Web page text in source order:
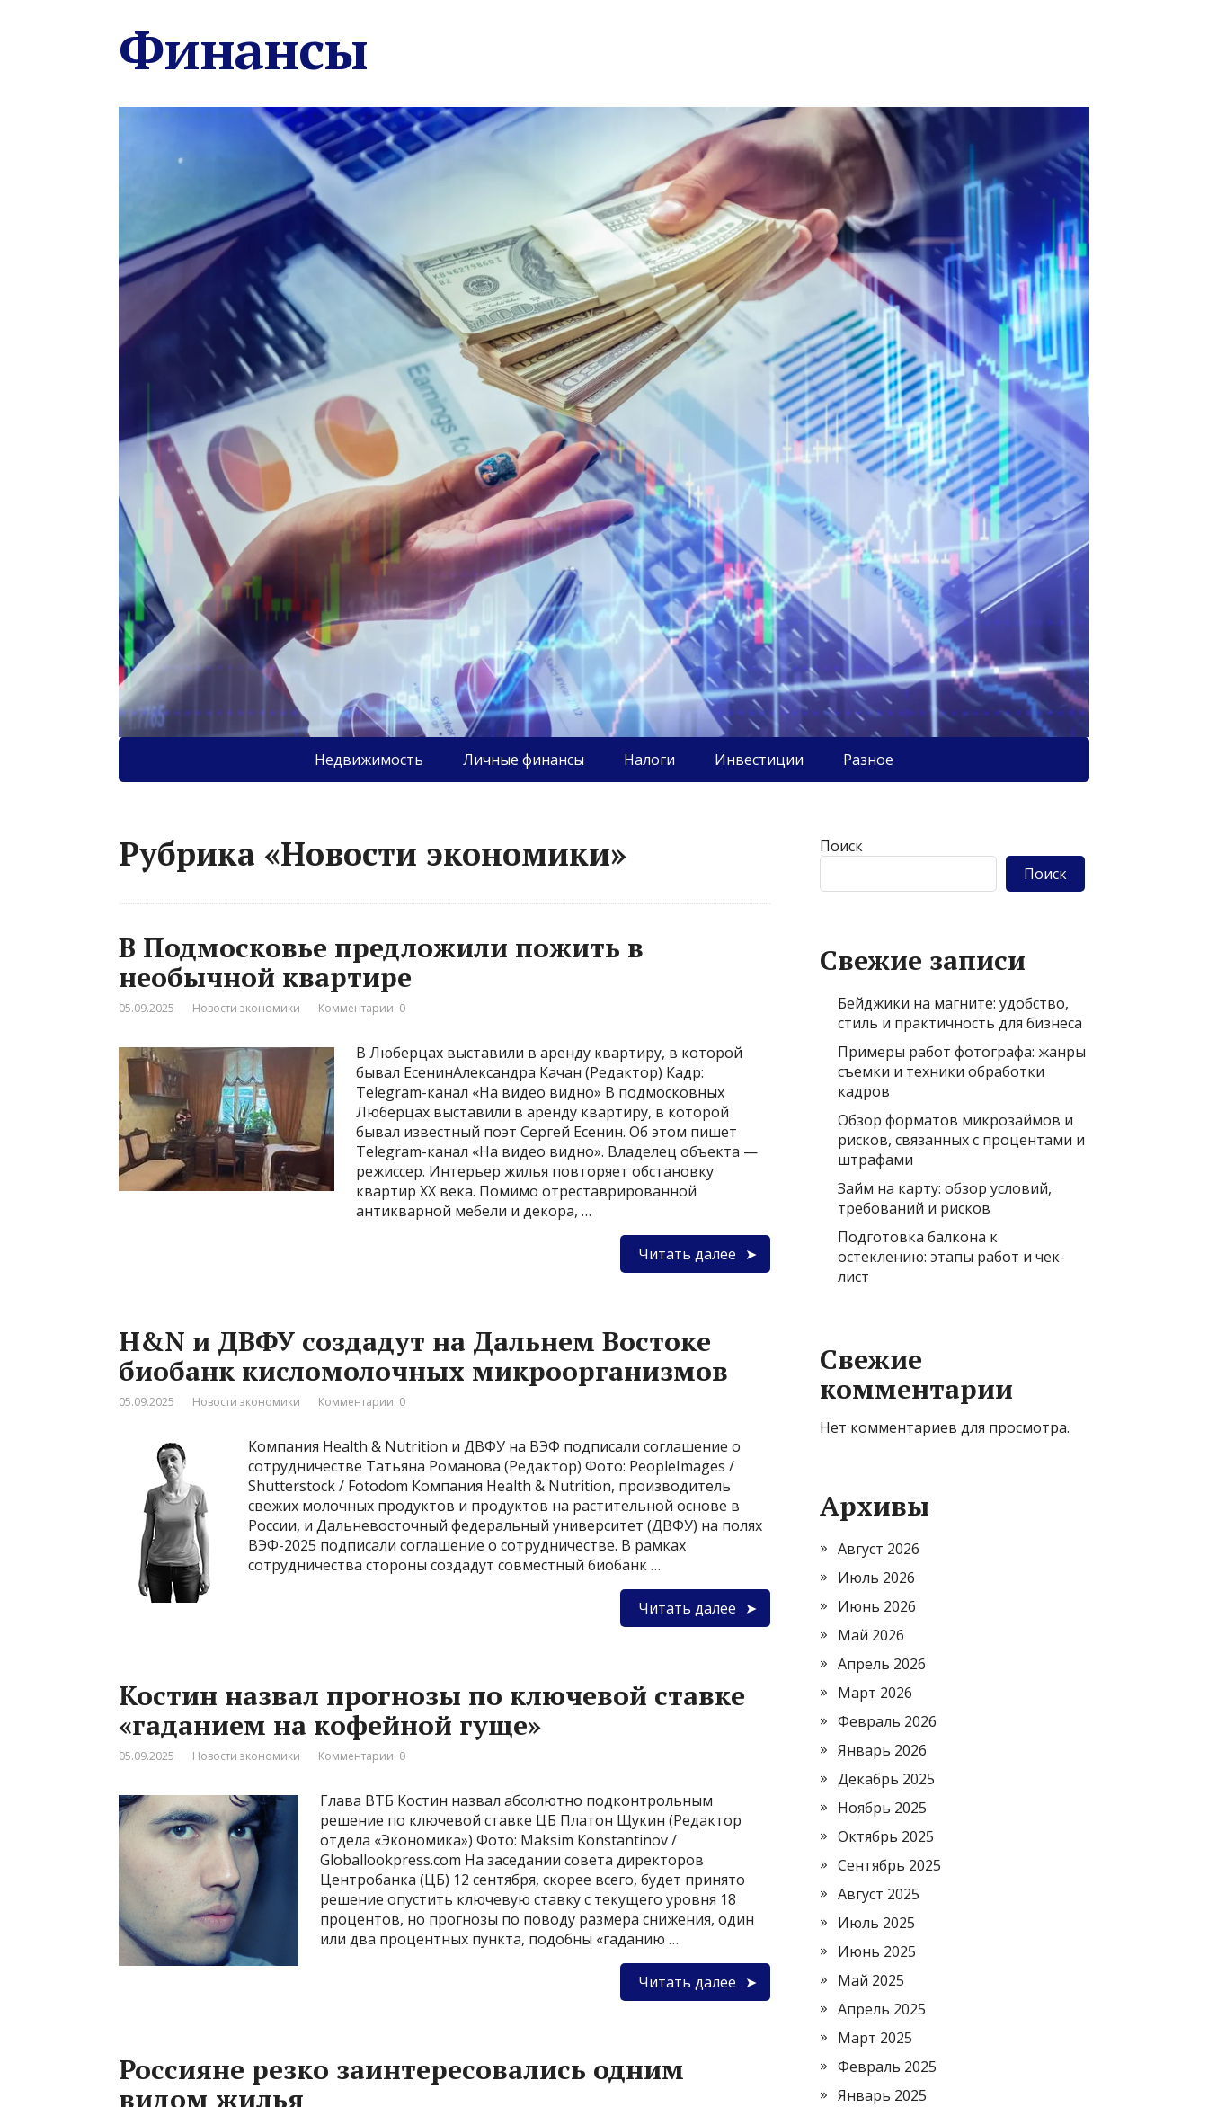
Финансы
Недвижимость Личные финансы Налоги Инвестиции Разное
Рубрика «Новости экономики»
В Подмосковье предложили пожить в
необычной квартире
05.09.2025 Новости экономики Комментарии: 0
В Люберцах выставили в аренду квартиру, в которой
бывал ЕсенинАлександра Качан (Редактор) Кадр:
Telegram-канал «На видео видно» В подмосковных
Люберцах выставили в аренду квартиру, в которой
бывал известный поэт Сергей Есенин. Об этом пишет
Telegram-канал «На видео видно». Владелец объекта —
режиссер. Интерьер жилья повторяет обстановку
квартир XX века. Помимо отреставрированной
антикварной мебели и декора, …
Читать далее
H&N и ДВФУ создадут на Дальнем Востоке
биобанк кисломолочных микроорганизмов
05.09.2025 Новости экономики Комментарии: 0
Компания Health & Nutrition и ДВФУ на ВЭФ подписали соглашение о
сотрудничестве Татьяна Романова (Редактор) Фото: PeopleImages /
Shutterstock / Fotodom Компания Health & Nutrition, производитель
свежих молочных продуктов и продуктов на растительной основе в
России, и Дальневосточный федеральный университет (ДВФУ) на полях
ВЭФ-2025 подписали соглашение о сотрудничестве. В рамках
сотрудничества стороны создадут совместный биобанк …
Читать далее
Костин назвал прогнозы по ключевой ставке
«гаданием на кофейной гуще»
05.09.2025 Новости экономики Комментарии: 0
Глава ВТБ Костин назвал абсолютно подконтрольным
решение по ключевой ставке ЦБ Платон Щукин (Редактор
отдела «Экономика») Фото: Maksim Konstantinov /
Globallookpress.com На заседании совета директоров
Центробанка (ЦБ) 12 сентября, скорее всего, будет принято
решение опустить ключевую ставку с текущего уровня 18
процентов, но прогнозы по поводу размера снижения, один
или два процентных пункта, подобны «гаданию …
Читать далее
Россияне резко заинтересовались одним
видом жилья
Поиск
Поиск
Свежие записи
Бейджики на магните: удобство,
стиль и практичность для бизнеса
Примеры работ фотографа: жанры
съемки и техники обработки
кадров
Обзор форматов микрозаймов и
рисков, связанных с процентами и
штрафами
Займ на карту: обзор условий,
требований и рисков
Подготовка балкона к
остеклению: этапы работ и чек-
лист
Свежие
комментарии
Нет комментариев для просмотра.
Архивы
Август 2026
Июль 2026
Июнь 2026
Май 2026
Апрель 2026
Март 2026
Февраль 2026
Январь 2026
Декабрь 2025
Ноябрь 2025
Октябрь 2025
Сентябрь 2025
Август 2025
Июль 2025
Июнь 2025
Май 2025
Апрель 2025
Март 2025
Февраль 2025
Январь 2025